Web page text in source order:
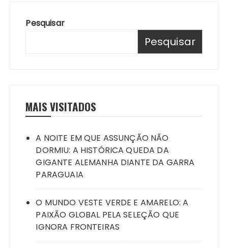
Pesquisar
Pesquisar
MAIS VISITADOS
A NOITE EM QUE ASSUNÇÃO NÃO
DORMIU: A HISTÓRICA QUEDA DA
GIGANTE ALEMANHA DIANTE DA GARRA
PARAGUAIA
O MUNDO VESTE VERDE E AMARELO: A
PAIXÃO GLOBAL PELA SELEÇÃO QUE
IGNORA FRONTEIRAS